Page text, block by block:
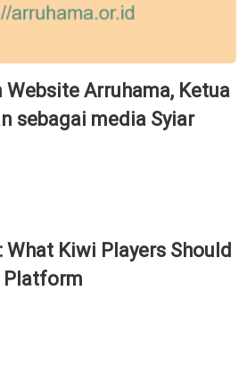
Website Arruhama, Ketua
sebagai media Syiar
What Kiwi Players Should
Platform